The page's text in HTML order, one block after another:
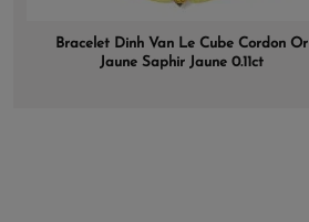
Bracelet Dinh Van Le Cube Cordon Or
Jaune Saphir Jaune 0.11ct